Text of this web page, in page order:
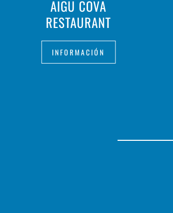
AIGU COVA
RESTAURANT
INFORMACIÓN